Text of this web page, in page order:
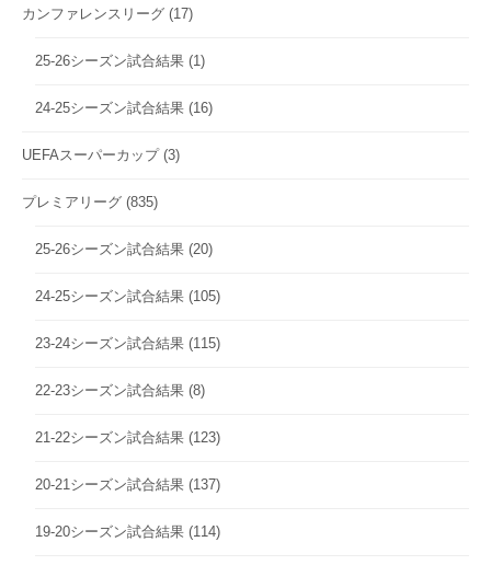
カンファレンスリーグ (17)
25-26シーズン試合結果 (1)
24-25シーズン試合結果 (16)
UEFAスーパーカップ(3)
プレミアリーグ (835)
25-26シーズン試合結果 (20)
24-25シーズン試合結果 (105)
23-24シーズン試合結果 (115)
22-23シーズン試合結果 (8)
21-22シーズン試合結果 (123)
20-21シーズン試合結果 (137)
19-20シーズン試合結果 (114)